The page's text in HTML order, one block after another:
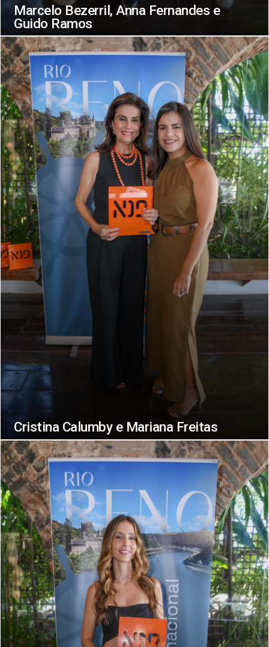
Marcelo Bezerril, Anna Fernandes e
Guido Ramos
Cristina Calumby e Mariana Freitas